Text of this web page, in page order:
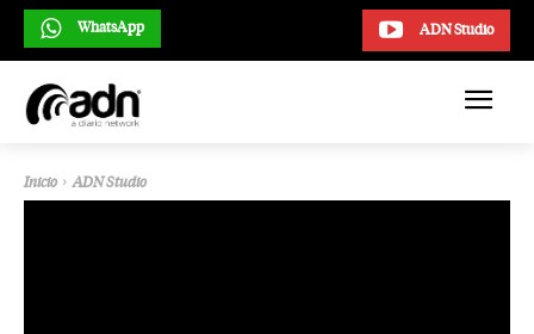
ADN Studio
WhatsApp
Inicio ADN Studio